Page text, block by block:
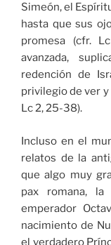
Simeón, el
hasta que sus
promesa (cfr.
avanzada,
redención de
privilegio de ver y
Lc 2, 25-38).
Incluso en el
relatos de la
que algo muy
pax romana, la
emperador
nacimiento de
el verdadero